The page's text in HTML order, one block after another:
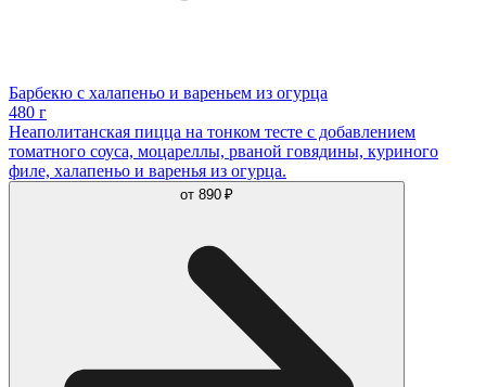
Барбекю с халапеньо и вареньем из огурца
480 г
Неаполитанская пицца на тонком тесте с добавлением
томатного соуса, моцареллы, рваной говядины, куриного
филе, халапеньо и варенья из огурца.
от 890 ₽